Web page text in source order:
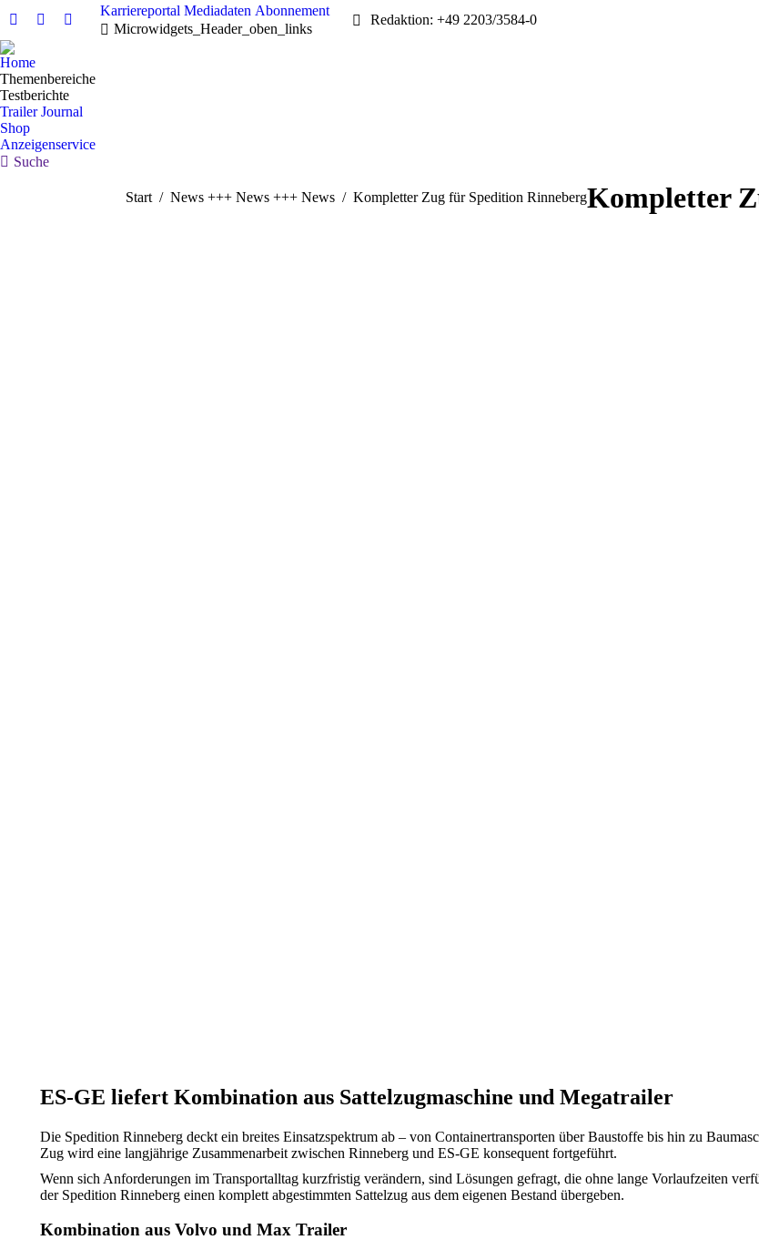
Karriereportal Mediadaten Abonnement
Microwidgets_Header_oben_links
Redaktion: +49 2203/3584-0
Home
Themenbereiche
Testberichte
Trailer Journal
Shop
Anzeigenservice
Suche
Sie befinden sich hier:
Start News +++ News +++ News Kompletter Zug für Spedition RinnebergKompletter
ES-GE liefert Kombination aus Sattelzugmaschine und Megatrailer
Die Spedition Rinneberg deckt ein breites Einsatzspektrum ab – von Containertransporten über Baustoffe bis hin zu
Zug wird eine langjährige Zusammenarbeit zwischen Rinneberg und ES-GE konsequent fortgeführt.
Wenn sich Anforderungen im Transportalltag kurzfristig verändern, sind Lösungen gefragt, die ohne lange Vorlaufzeiten
der Spedition Rinneberg einen komplett abgestimmten Sattelzug aus dem eigenen Bestand übergeben.
Kombination aus Volvo und Max Trailer